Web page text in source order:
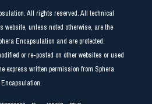
All rights reserved. All technical
website, unless noted otherwise, are the
Encapsulation and are protected.
or re-posted on other websites or used
express written permission from Sphera
Encapsulation.